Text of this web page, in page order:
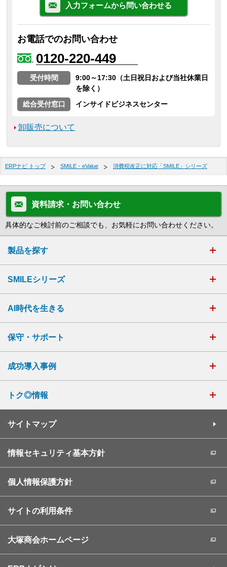
入力フォームから問い合わせる
お電話でのお問い合わせ
0120-220-449
受付時間
9:00～17:30（土日祝日および当社休業日
を除く）
総合受付窓口
インサイドビジネスセンター
卸販売について
ERPナビ トップ SMILE・eValue 消費税改正に対応「SMILE」シリーズ
資料請求・お問い合わせ
具体的なご検討前のご相談でも、お気軽にお問い合わせください。
製品を探す
SMILEシリーズ
AI時代を生きる
保守・サポート
成功導入事例
トク◎情報
サイトマップ
情報セキュリティ基本方針
個人情報保護方針
サイトの利用条件
大塚商会ホームページ